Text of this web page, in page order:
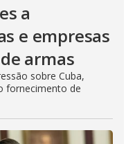
a
e empresas
armas
sobre Cuba,
fornecimento de